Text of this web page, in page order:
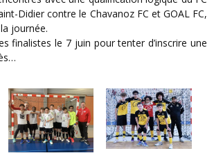
Didier contre le Chavanoz FC et GOAL FC,
journée.
finalistes le 7 juin pour tenter d’inscrire une